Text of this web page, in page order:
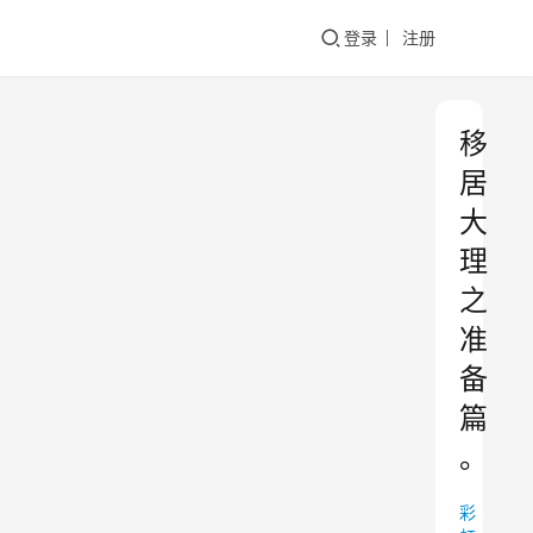
登录 注册
移
居
大
理
之
准
备
篇
。
彩